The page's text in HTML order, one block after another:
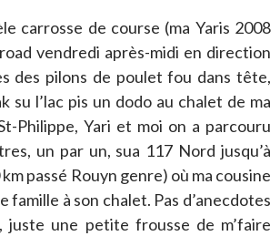
carrosse de course (ma Yaris 2008
vendredi après-midi en direction
des pilons de poulet fou dans tête,
su l’lac pis un dodo au chalet de ma
Philippe, Yari et moi on a parcouru
un par un, sua 117 Nord jusqu’à
passé Rouyn genre) où ma cousine
famille à son chalet. Pas d’anecdotes
juste une petite frousse de m’faire